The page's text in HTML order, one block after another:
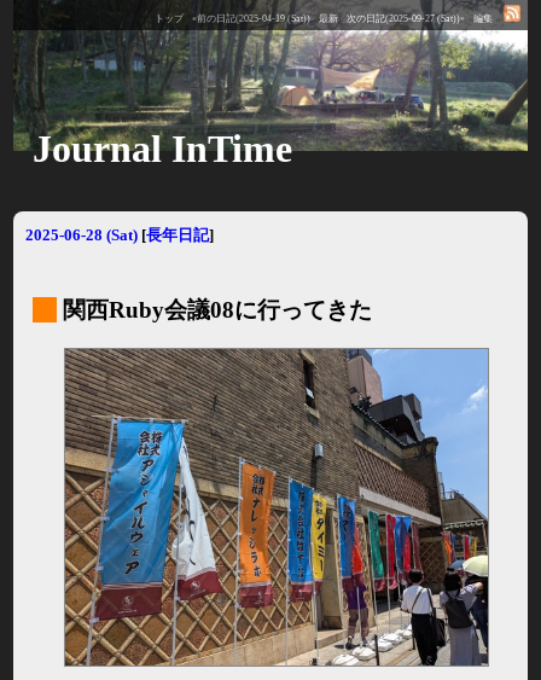
トップ «前の日記(2025-04-19 (Sat)) 最新 次の日記(2025-09-27 (Sat))» 編集
Journal InTime
2025-06-28 (Sat) [長年日記]
関西Ruby会議08に行ってきた